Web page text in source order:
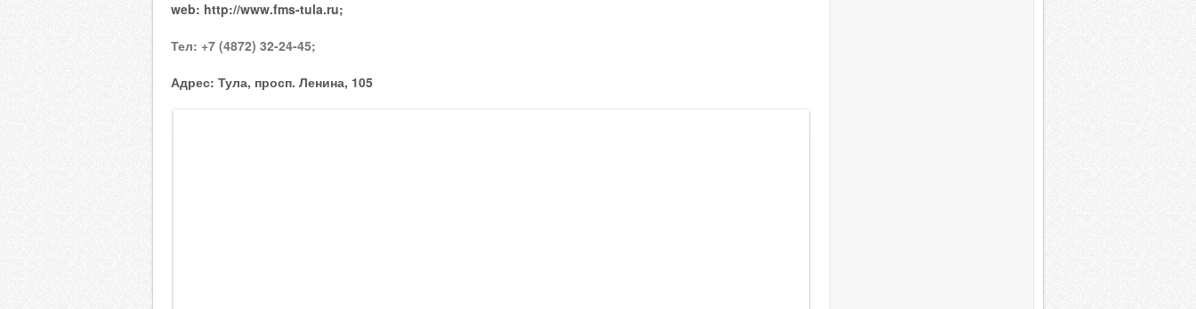
web: http://www.fms-tula.ru;
Тел: +7 (4872) 32-24-45;
Адрес: Тула, просп. Ленина, 105